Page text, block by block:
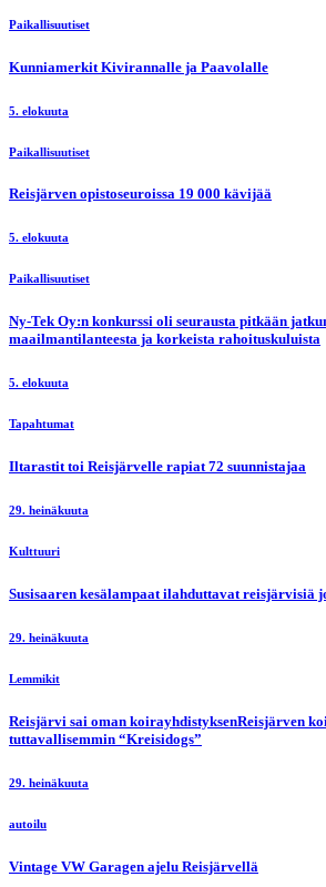
Paikallisuutiset
Kunniamerkit Kivirannalle ja Paavolalle
5. elokuuta
Paikallisuutiset
Reisjärven opistoseuroissa 19 000 kävijää
5. elokuuta
Paikallisuutiset
Ny-Tek Oy:n konkurssi oli seurausta pitkään
maailmantilanteesta ja korkeista rahoituskuluista
5. elokuuta
Tapahtumat
Iltarastit toi Reisjärvelle rapiat 72 suunnistajaa
29. heinäkuuta
Kulttuuri
Susisaaren kesälampaat ilahduttavat reisjärvisiä
29. heinäkuuta
Lemmikit
Reisjärvi sai oman koirayhdistyksenReisjärven
tuttavallisemmin “Kreisidogs”
29. heinäkuuta
autoilu
Vintage VW Garagen ajelu Reisjärvellä